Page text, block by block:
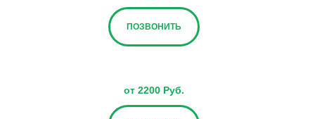
ПОЗВОНИТЬ
от 2200 Руб.